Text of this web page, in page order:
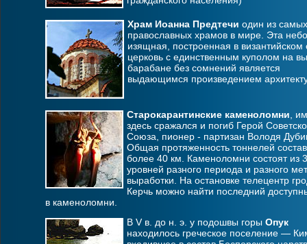
Храм Иоанна Предтечи один из
православных храмов в мире. Эта
изящная, построенная в византийском
церковь с единственным куполом на
барабане без сомнений является
выдающимся произведением
Старокарантинские каменоломни ,
здесь сражался и погиб Герой
Союза, пионер - партизан Володя
Общая протяженность тоннелей
более 40 км. Каменоломни состоят из
уровней разного периода и разного
выработки. На остановке телецентр
Керчь можно найти последний
в каменоломни.
В V в. до н. э. у подошвы горы Опук
находилось греческое поселение —